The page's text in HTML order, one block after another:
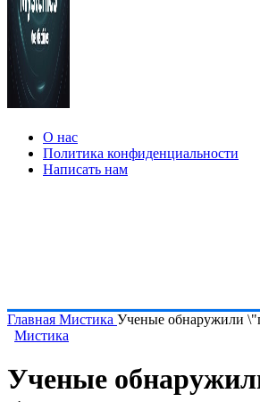
О нас
Политика конфиденциальности
Написать нам
Главная Мистика Ученые обнаружили
Мистика
Ученые